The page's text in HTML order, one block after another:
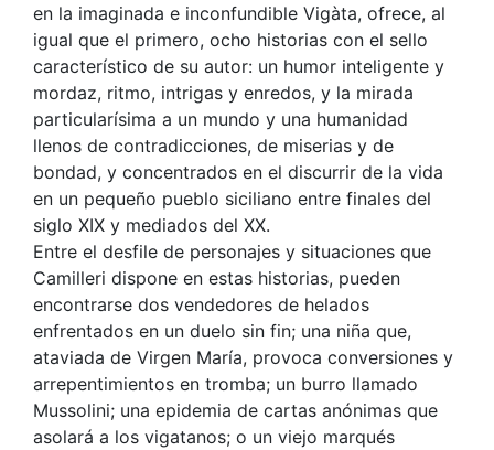
en la imaginada e inconfundible Vigàta, ofrece, al
igual que el primero, ocho historias con el sello
característico de su autor: un humor inteligente y
mordaz, ritmo, intrigas y enredos, y la mirada
particularísima a un mundo y una humanidad
llenos de contradicciones, de miserias y de
bondad, y concentrados en el discurrir de la vida
en un pequeño pueblo siciliano entre finales del
siglo XIX y mediados del XX.
Entre el desfile de personajes y situaciones que
Camilleri dispone en estas historias, pueden
encontrarse dos vendedores de helados
enfrentados en un duelo sin fin; una niña que,
ataviada de Virgen María, provoca conversiones y
arrepentimientos en tromba; un burro llamado
Mussolini; una epidemia de cartas anónimas que
asolará a los vigatanos; o un viejo marqués